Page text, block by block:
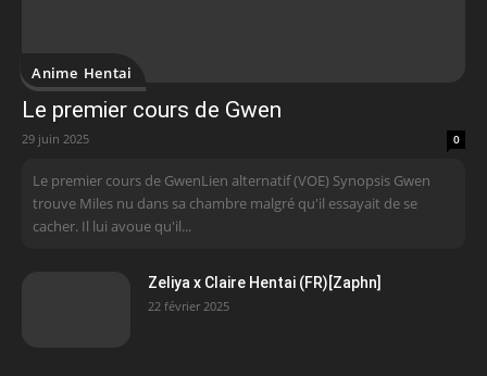
Anime Hentai
Le premier cours de Gwen
29 juin 2025 0
Le premier cours de GwenLien alternatif (VOE) Synopsis Gwen
trouve Miles nu dans sa chambre malgré qu'il essayait de se
cacher. Il lui avoue qu'il...
Zeliya x Claire Hentai (FR)[Zaphn]
22 février 2025